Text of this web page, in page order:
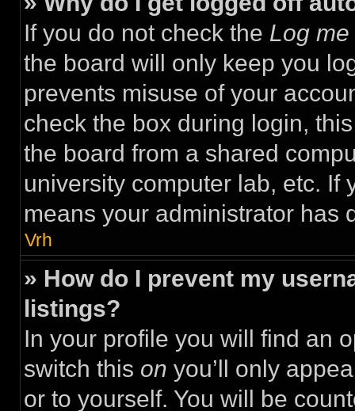
If you do not check the Log
the board will only keep you
prevents misuse of your
check the box during login,
the board from a shared
university computer lab, etc. If
means your administrator has
Vrh
» How do I prevent my
listings?
In your profile you will find an
switch this on you’ll only
or to yourself. You will be